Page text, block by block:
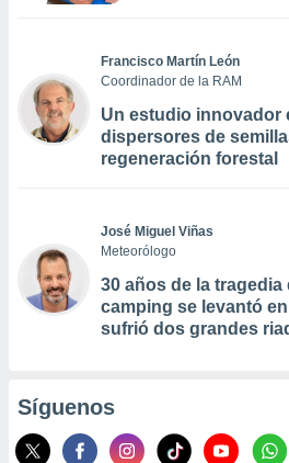
Francisco Martín León
Coordinador de la RAM
Un estudio innovador
dispersores de
regeneración forestal
José Miguel Viñas
Meteorólogo
30 años de la tragedia
camping se levantó
sufrió dos grandes
Síguenos